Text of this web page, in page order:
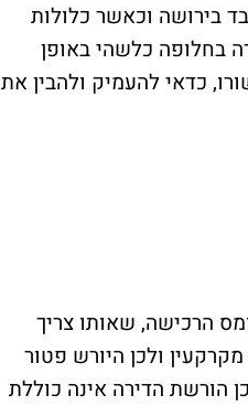
בירושה וכאשר כלולות
בחלופה כלשהי באופן
כדאי להעמיק ולהבין את
הרכישה, שאותו צריך
ולכן היורש פטור
הורשת הדירה אינה כוללת